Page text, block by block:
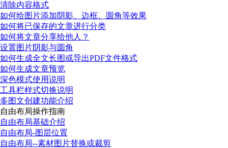
清除内容格式
如何给图片添加阴影、边框、圆角等效果
如何将已保存的文章进行分类
如何将文章分享给他人？
设置图片阴影与圆角
如何生成全文长图或导出PDF文件格式
如何生成文章预览
深色模式使用说明
工具栏样式切换说明
多图文创建功能介绍
自由布局操作指南
自由布局基础介绍
自由布局-图层位置
自由布局--素材图片替换或裁剪